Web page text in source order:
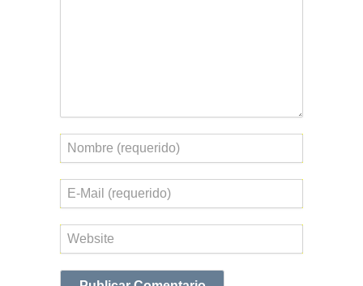
Nombre
Correo
electrónico
Web